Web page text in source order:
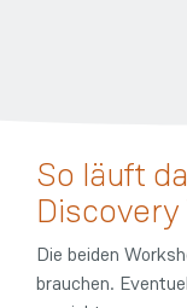
So läuft
Die beiden
brauchen.